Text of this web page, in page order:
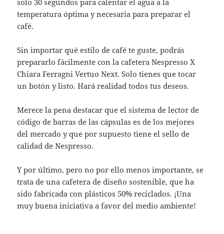
temperatura óptima y necesaria para preparar el
café.
Sin importar qué estilo de café te guste, podrás
prepararlo fácilmente con la cafetera Nespresso X
Chiara Ferragni Vertuo Next. Solo tienes que tocar
un botón y listo. Hará realidad todos tus deseos.
Merece la pena destacar que el sistema de lector de
código de barras de las cápsulas es de los mejores
del mercado y que por supuesto tiene el sello de
calidad de Nespresso.
Y por último, pero no por ello menos importante, se
trata de una cafetera de diseño sostenible, que ha
sido fabricada con plásticos 50% reciclados. ¡Una
muy buena iniciativa a favor del medio ambiente!